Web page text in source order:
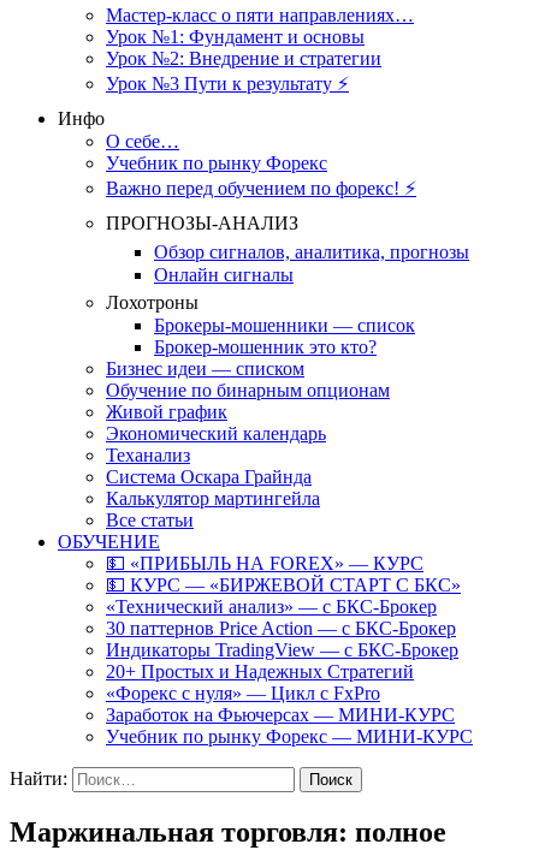
Мастер-класс о пяти направлениях…
Урок №1: Фундамент и основы
Урок №2: Внедрение и стратегии
Урок №3 Пути к результату ⚡️
Инфо
О себе…
Учебник по рынку Форекс
Важно перед обучением по форекс! ⚡
ПРОГНОЗЫ-АНАЛИЗ
Обзор сигналов, аналитика, прогнозы
Онлайн сигналы
Лохотроны
Брокеры-мошенники — список
Брокер-мошенник это кто?
Бизнес идеи — списком
Обучение по бинарным опционам
Живой график
Экономический календарь
Теханализ
Система Оскара Грайнда
Калькулятор мартингейла
Все статьи
ОБУЧЕНИЕ
💵 «ПРИБЫЛЬ НА FOREX» — КУРС
💵 КУРС — «БИРЖЕВОЙ СТАРТ С БКС»
«Технический анализ» — с БКС-Брокер
30 паттернов Price Action — с БКС-Брокер
Индикаторы TradingView — с БКС-Брокер
20+ Простых и Надежных Стратегий
«Форекс с нуля» — Цикл с FxPro
Заработок на Фьючерсах — МИНИ-КУРС
Учебник по рынку Форекс — МИНИ-КУРС
Найти:
Маржинальная торговля: полное